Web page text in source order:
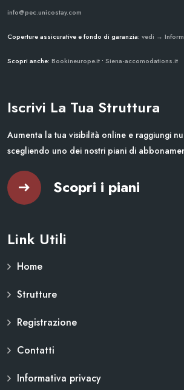
info@pec.unicostay.com
Coperture assicurative e fondo di garanzia: vedi →
Scopri anche: Bookineurope.it • Siena-accomodations.it
Iscrivi La Tua Struttura
Aumenta la tua visibilità online e raggiungi
scegliendo uno dei nostri piani di
Scopri i piani
Link Utili
Home
Strutture
Registrazione
Contatti
Informativa privacy